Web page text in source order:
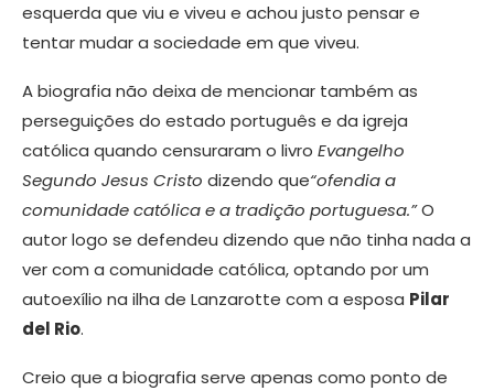
esquerda que viu e viveu e achou justo pensar e
tentar mudar a sociedade em que viveu.
A biografia não deixa de mencionar também as
perseguições do estado português e da igreja
católica quando censuraram o livro Evangelho
Segundo Jesus Cristo dizendo que“ofendia a
comunidade católica e a tradição portuguesa.”O
autor logo se defendeu dizendo que não tinha nada a
ver com a comunidade católica, optando por um
autoexílio na ilha de Lanzarotte com a esposa Pilar
del Rio.
Creio que a biografia serve apenas como ponto de